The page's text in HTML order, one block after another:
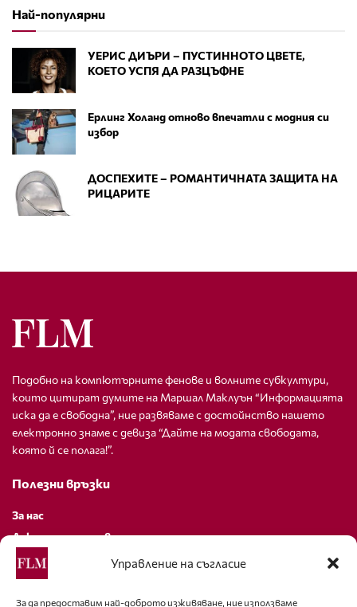
Управление на съгласие
За да предоставим най-доброто изживяване, ние използваме
Най-популярни
УЕРИС ДИЪРИ – ПУСТИННОТО ЦВЕТЕ,
КОЕТО УСПЯ ДА РАЗЦЪФНЕ
Ерлинг Холанд отново впечатли с модния си
избор
ДОСПЕХИТЕ – РОМАНТИЧНАТА ЗАЩИТА НА
РИЦАРИТЕ
Подобно на компютърните фенове и волните субкултури,
които цитират думите на Маршал Маклуън “Информацията
иска да е свободна”, ние развяваме с достойнство нашето
електронно знаме с девиза “Дайте на модата свободата,
която й се полага!”.
Полезни връзки
За нас
Декларация за поверителност
Политика за бисквитки
За контакти